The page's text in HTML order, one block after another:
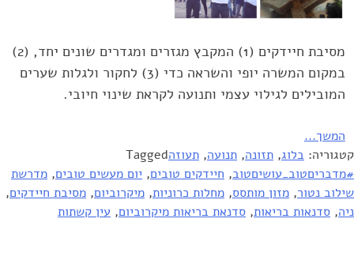
מסיבת חיידקים (1) המקבץ מגזרים ומגדרים שונים יחד, (2)
במקום המשרה יופי והשראה כדי (3) לחקור ולגלות שערים
המובילים לגילוי עצמי ותנועה לקראת שינוי חיובי.
המשך...
קטגוריה: בלוג, תזונה, תנועה, תעוזהTagged
#מדבריםטוב_עושיםטוב, חיידקים טובים, יום מעשים טובים, מדרשת
שילוב נטור, מזון מותסס, מחלות כרוניות, מיקרוביום, מסיבת חיידקים,
ניה, סדנאות בריאות, סדנאת בריאות מיקרוביום, עין קשתות